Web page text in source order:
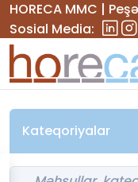
HORECA MMC |
Sosial Media:
Kateqoriyalar